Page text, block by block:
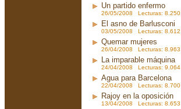
Un partido enfermo
26/05/2008 Lecturas: 8.250
El asno de Barlusconi
03/05/2008 Lecturas: 8.612
Quemar mujeres
26/04/2008 Lecturas: 8.963
La imparable máquina
24/04/2008 Lecturas: 9.064
Agua para Barcelona
22/04/2008 Lecturas: 8.700
Rajoy en la oposición
13/04/2008 Lecturas: 8.653